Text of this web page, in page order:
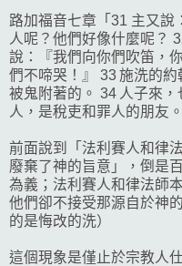
路加福音七章「31 主又說
人呢？他們好像什麼呢？
說：『我們向你們吹笛，
們不啼哭！』 33 施洗的
被鬼附著的。 34 人子來
人，是稅吏和罪人的朋友
前面說到「法利賽人和律
廢棄了神的旨意」，倒是
為義；法利賽人和律法師
他們卻不接受那源自於神
的是悔改的洗）
這個現象是僅止於宗教人